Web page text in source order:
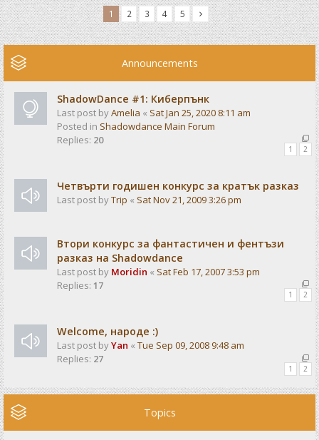
1 2 3 4 5
Announcements
ShadowDance #1: Киберпънк
Last post byAmelia « Sat Jan 25, 2020 8:11 am
Posted in Shadowdance Main Forum
Replies: 20
1 2
Четвърти годишен конкурс за кратък разказ
Last post byTrip « Sat Nov 21, 2009 3:26 pm
Втори конкурс за фантастичен и фентъзи
разказ на Shadowdance
Last post by Moridin « Sat Feb 17, 2007 3:53 pm
Replies: 17
1 2
Welcome, народе :)
Last post byYan « Tue Sep 09, 2008 9:48 am
Replies: 27
1 2
Topics